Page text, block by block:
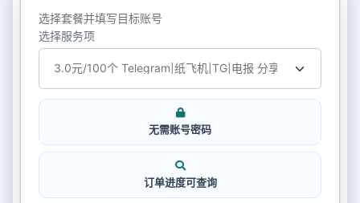
选择套餐并填写目标账号
选择服务项
无需账号密码
订单进度可查询